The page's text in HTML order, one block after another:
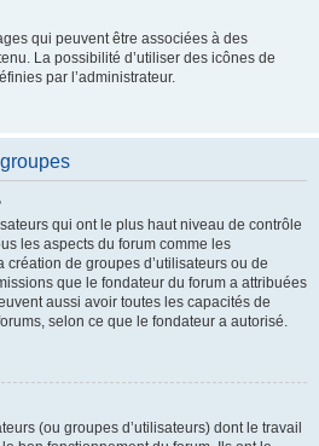
qui peuvent être associées à des
La possibilité d’utiliser des icônes de
par l’administrateur.
qui ont le plus haut niveau de contrôle
les aspects du forum comme les
de groupes d’utilisateurs ou de
que le fondateur du forum a attribuées
aussi avoir toutes les capacités de
selon ce que le fondateur a autorisé.
(ou groupes d’utilisateurs) dont le travail